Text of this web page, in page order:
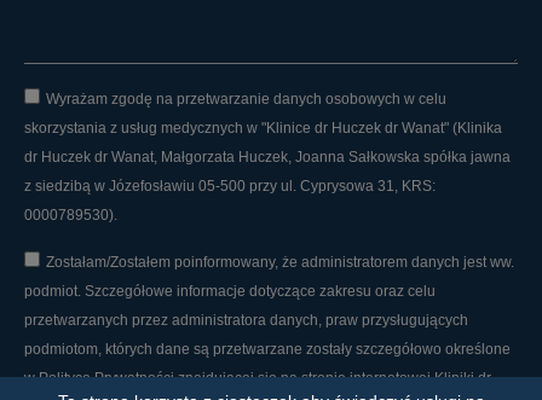
Wyrażam zgodę na przetwarzanie danych osobowych w celu
skorzystania z usług medycznych w "Klinice dr Huczek dr Wanat" (Klinika
dr Huczek dr Wanat, Małgorzata Huczek, Joanna Sałkowska spółka jawna
z siedzibą w Józefosławiu 05-500 przy ul. Cyprysowa 31, KRS:
0000789530).
Zostałam/Zostałem poinformowany, że administratorem danych jest ww.
podmiot. Szczegółowe informacje dotyczące zakresu oraz celu
przetwarzanych przez administratora danych, praw przysługujących
podmiotom, których dane są przetwarzane zostały szczegółowo określone
w Polityce Prywatności znajdującej się na stronie internetowej Kliniki dr